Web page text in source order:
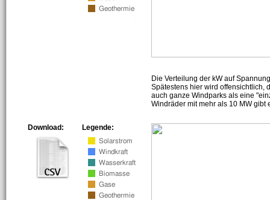
Die Verteilung der kW auf
Spätestens hier wird offensichtlich,
auch ganze Windparks als eine
Windräder mit mehr als 10 MW gibt
Legende:
Download: